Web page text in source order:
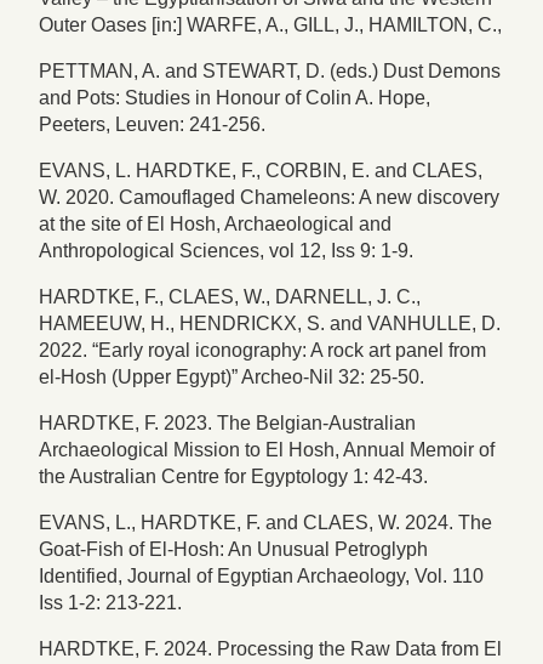
Outer Oases [in:] WARFE, A., GILL, J., HAMILTON, C.,
PETTMAN, A. and STEWART, D. (eds.) Dust Demons
and Pots: Studies in Honour of Colin A. Hope,
Peeters, Leuven: 241-256.
EVANS, L. HARDTKE, F., CORBIN, E. and CLAES,
W. 2020. Camouflaged Chameleons: A new discovery
at the site of El Hosh, Archaeological and
Anthropological Sciences, vol 12, Iss 9: 1-9.
HARDTKE, F., CLAES, W., DARNELL, J. C.,
HAMEEUW, H., HENDRICKX, S. and VANHULLE, D.
2022. “Early royal iconography: A rock art panel from
el-Hosh (Upper Egypt)” Archeo-Nil 32: 25-50.
HARDTKE, F. 2023. The Belgian-Australian
Archaeological Mission to El Hosh, Annual Memoir of
the Australian Centre for Egyptology 1: 42-43.
EVANS, L., HARDTKE, F. and CLAES, W. 2024. The
Goat-Fish of El-Hosh: An Unusual Petroglyph
Identified, Journal of Egyptian Archaeology, Vol. 110
Iss 1-2: 213-221.
HARDTKE, F. 2024. Processing the Raw Data from El